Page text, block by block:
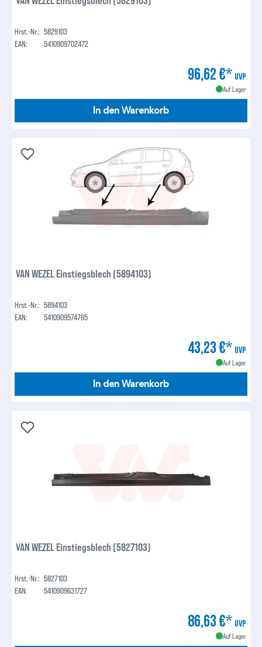
Hrst.-Nr.: 5829103
EAN:
5410909702472
96,62 €* UVP
Auf Lager
In den Warenkorb
VAN WEZEL Einstiegsblech (5894103)
Hrst.-Nr.: 5894103
EAN:
5410909574765
43,23 €* UVP
Auf Lager
In den Warenkorb
VAN WEZEL Einstiegsblech (5827103)
Hrst.-Nr.: 5827103
EAN:
5410909631727
86,63 €* UVP
Auf Lager